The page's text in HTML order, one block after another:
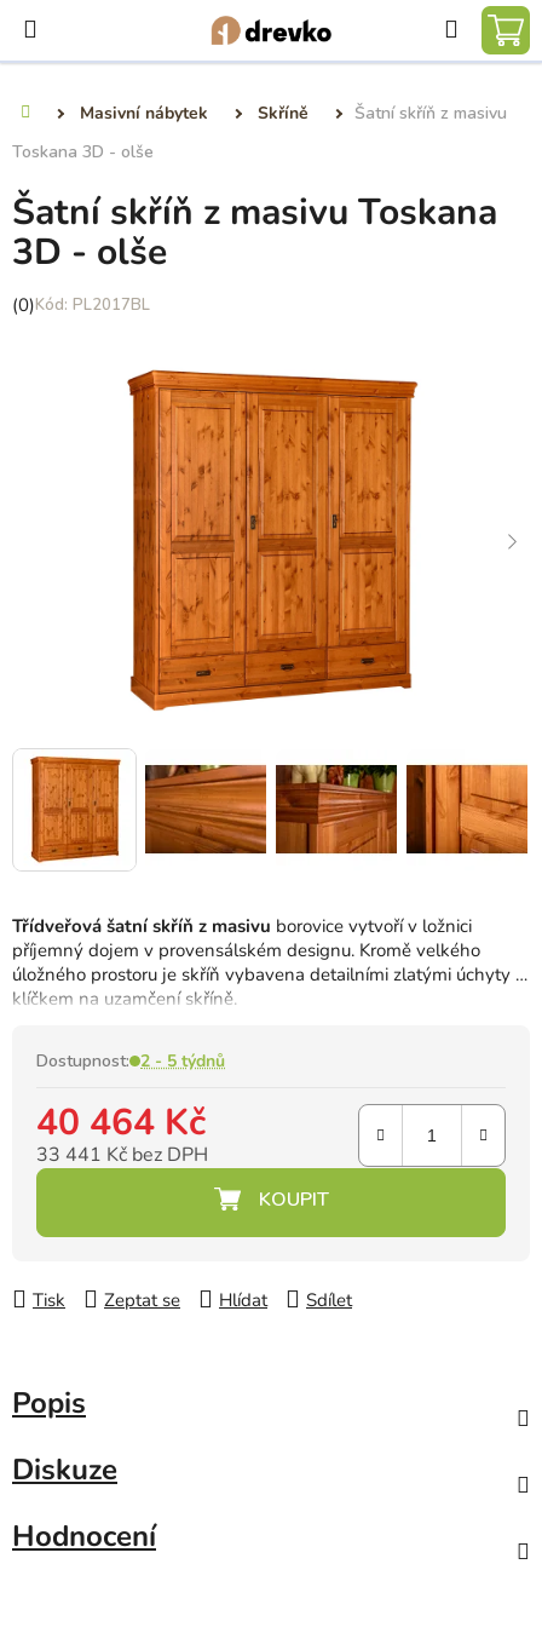
obsah
Hledat
Masivní nábytek Skříně
Šatní skříň z masivu
Toskana 3D - olše
Třídveřová šatní skříň z masivu borovice vytvoří v ložnici
příjemný dojem v provensálském designu. Kromě velkého
úložného prostoru je skříň vybavena detailními zlatými úchyty a
klíčkem na uzamčení skříně.
Dostupnost: 2 - 5 týdnů
40 464 Kč
33 441 Kč bez DPH
Tisk Zeptat se Hlídat Sdílet
Šatní skříň z masivu Toskana
3D - olše
Průměrné
(0) PL2017BL
Popis
Diskuze
Hodnocení